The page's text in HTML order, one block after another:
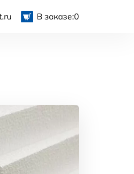
В заказе:0